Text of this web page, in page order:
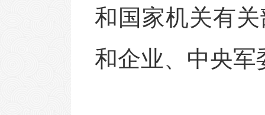
和国家机关有
和企业、中央军